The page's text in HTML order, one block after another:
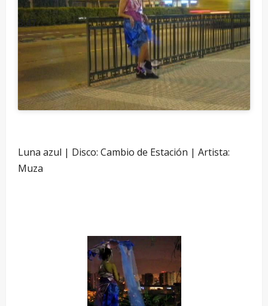
3:47
Luna azul | Disco: Cambio de Estación | Artista:
Muza